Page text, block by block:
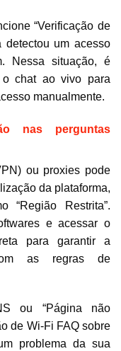
“Verificação de
detectou um acesso
Nessa situação, é
o chat ao vivo para
manualmente.
nas perguntas
ou proxies pode
da plataforma,
“Região Restrita”.
e acessar o
para garantir a
as regras de
ou “Página não
de Wi-Fi FAQ sobre
problema da sua